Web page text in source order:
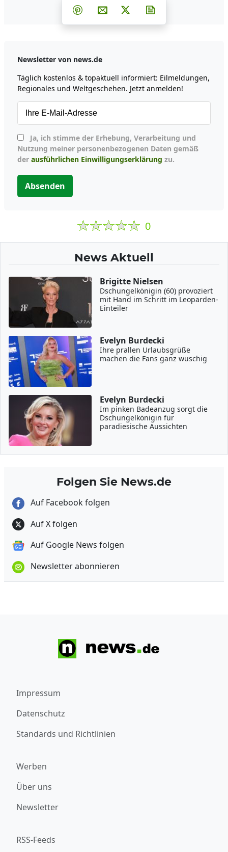
Teilen auf Facebook
Teilen auf Whatsapp
Teilen auf Telegram
Teilen auf Pinterest
Per E-Mail teilen
Post auf X
Newsletter von news.de
Täglich kostenlos & topaktuell informiert: Eilmeldungen,
Regionales und Weltgeschehen. Jetzt anmelden!
Nutzung meiner personenbezogenen Daten gemäß
der ausführlichen Einwilligungserklärung zu.
Absenden
0
News Aktuell
Brigitte Nielsen
Dschungelkönigin (60) provoziert
mit Hand im Schritt im Leoparden-
Einteiler
Evelyn Burdecki
Ihre prallen Urlaubsgrüße
machen die Fans ganz wuschig
Evelyn Burdecki
Im pinken Badeanzug sorgt die
Dschungelkönigin für
paradiesische Aussichten
Folgen Sie News.de
Auf Facebook folgen
Auf X folgen
Auf Google News folgen
Newsletter abonnieren
Impressum
Datenschutz
Standards und Richtlinien
Werben
Über uns
Newsletter
RSS-Feeds